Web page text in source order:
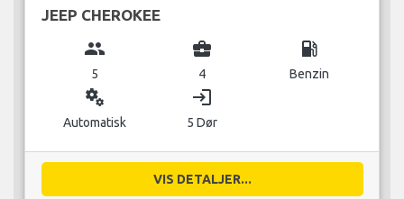
JEEP CHEROKEE
group
5
business_center
4
local_gas_station
Benzin
miscellaneous_services
Automatisk
login
5 Dør
VIS DETALJER...